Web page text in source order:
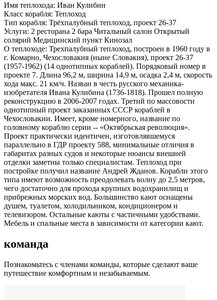
Имя теплохода: Иван Кулибин
Класс корабля: Теплоход
Тип корабля: Трёхпалубный теплоход, проект 26-37
Услуги: 2 ресторана 2 бара Читальный салон Открытый
солярий Медицинский пункт Кинозал
О теплоходе: Трехпалубный теплоход, построен в 1960 году в
г. Комарно, Чехословакия (ныне Словакия), проект 26-37
(1957-1962) (14 однотипных кораблей). Порядковый номер в
проекте 7. Длина 96,2 м, ширина 14,9 м, осадка 2,4 м, скорость
хода макс. 21 км/ч. Назван в честь русского механика-
изобретателя Ивана Кулибина (1736-1818). Прошел полную
реконструкцию в 2006-2007 годах. Третий по массовости
однотипный проект заказанных СССР кораблей в
Чехословакии. Имеет, кроме номерного, название по
головному кораблю серии -- «Октябрьская революция».
Проект практически идентичен, изготовлявшемуся
параллельно в ГДР проекту 588, минимальные отличия в
габаритах разных судов и некоторые нюансы внешней
отделки заметны только специалистам. Теплоход при
постройке получил название Андрей Жданов. Корабли этого
типа имеют возможность преодолевать волну до 2,5 метров,
чего достаточно для прохода крупных водохранилищ и
прибрежных морских вод. Большинство кают оснащены
душем, туалетом, холодильником, кондиционером и
телевизором. Остальные каюты с частичными удобствами.
Мебель и спальные места в зависимости от категории кают.
команда
Познакомьтесь с членами команды, которые сделают ваше
путешествие комфортным и незабываемым.